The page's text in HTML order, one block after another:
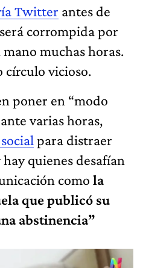
Twitter antes de
corrompida por
muchas horas.
círculo vicioso.
poner en “modo
varias horas,
para distraer
quienes desafían
como la
que publicó su
abstinencia”